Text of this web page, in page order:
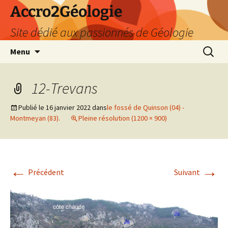
Accro2Géologie
Site dédié aux passionnés de Géologie
Menu
12-Trevans
Publié le 16 janvier 2022dansle fossé de Quinson (04) -
Montmeyan (83).
Pleine résolution (1200 × 900)
← Précédent Suivant →